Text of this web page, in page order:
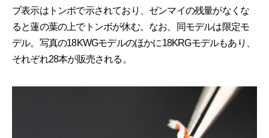
ブ表示はトンボで示されており、ゼンマイの残量がなくな
ると蓮の葉の上でトンボが休む。なお、同モデルは限定モ
デル。写真の18KWGモデルのほかに18KRGモデルもあり、
それぞれ28本が販売される。